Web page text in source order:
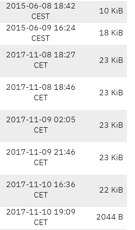
2015-06-08 18:42
CEST
10 KiB
2015-06-09 16:24
CEST
18 KiB
2017-11-08 18:27
CET
23 KiB
2017-11-08 18:46
CET
23 KiB
2017-11-09 02:05
CET
23 KiB
2017-11-09 21:46
CET
23 KiB
2017-11-10 16:36
CET
22 KiB
2017-11-10 19:09
CET
2044 B